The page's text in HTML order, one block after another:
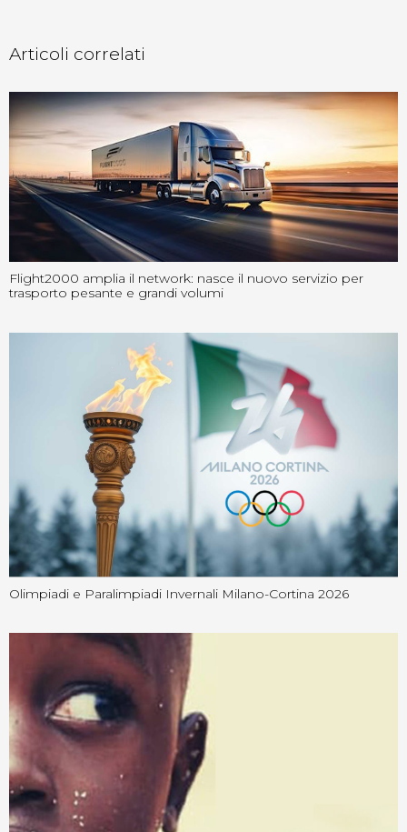
Articoli correlati
Flight2000 amplia il network: nasce il nuovo servizio per
trasporto pesante e grandi volumi
Olimpiadi e Paralimpiadi Invernali Milano-Cortina 2026